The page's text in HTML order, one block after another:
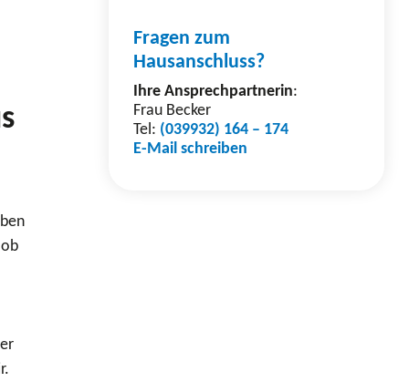
Fragen zum
Hausanschluss?
Ihre Ansprechpartnerin:
Frau Becker
Tel: (039932) 164 – 174
E-Mail schreiben